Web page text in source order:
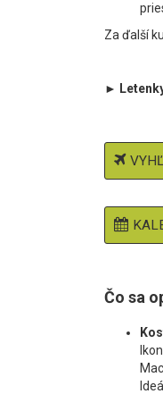
Za ďalší
►
Čo sa